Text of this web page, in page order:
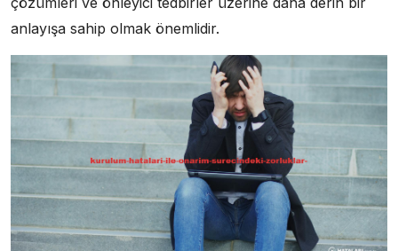
anlayışa sahip olmak önemlidir.